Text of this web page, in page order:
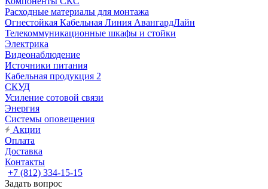
Расходные материалы для монтажа
Огнестойкая Кабельная Линия АвангардЛайн
Телекоммуникационные шкафы и стойки
Электрика
Видеонаблюдение
Источники питания
Кабельная продукция 2
СКУД
Усиление сотовой связи
Энергия
Системы оповещения
Акции
Оплата
Доставка
Контакты
+7 (812) 334-15-15
Задать вопрос